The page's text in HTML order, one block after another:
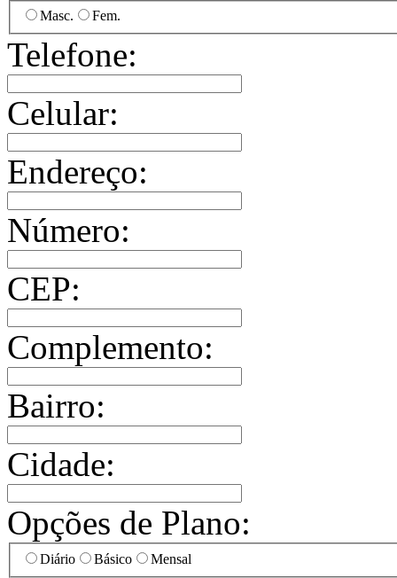
Masc. Fem.
Telefone:
Celular:
Endereço:
Número:
CEP:
Complemento:
Bairro:
Cidade:
Opções de Plano:
Diário Básico Mensal